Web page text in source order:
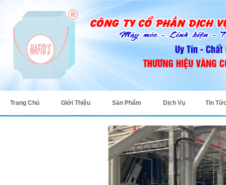
Trang Chủ Giới Thiệu Sản Phẩm Dịch Vụ Tin